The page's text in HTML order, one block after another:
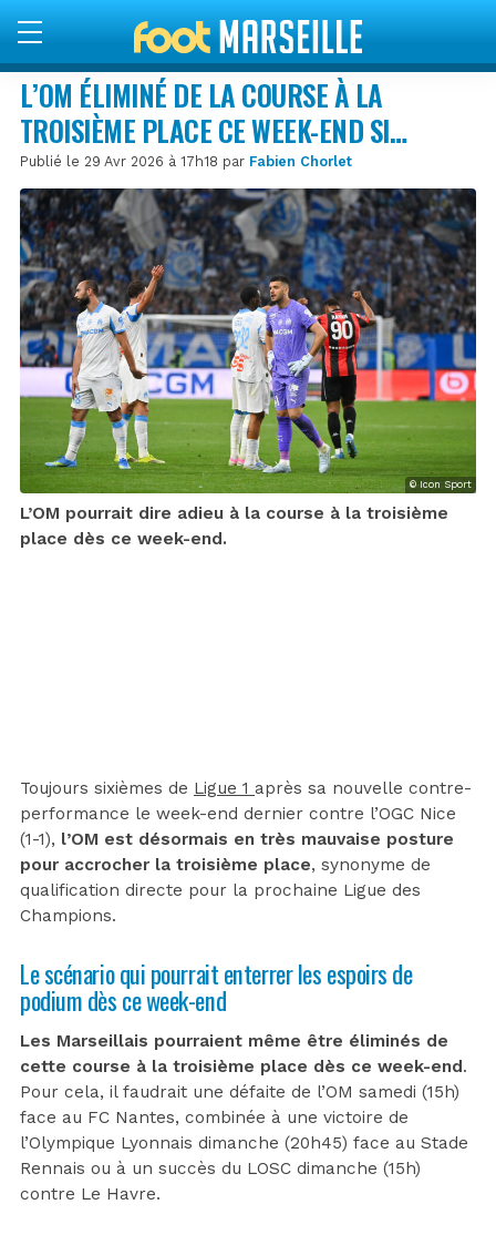
L’OM ÉLIMINÉ DE LA COURSE À LA
TROISIÈME PLACE CE WEEK-END SI…
Publié le 29 Avr 2026 à 17h18 par Fabien Chorlet
© Icon Sport
L’OM pourrait dire adieu à la course à la troisième
place dès ce week-end.
Toujours sixièmes de Ligue 1 après sa nouvelle contre-
performance le week-end dernier contre l’OGC Nice
(1-1), l’OM est désormais en très mauvaise posture
pour accrocher la troisième place, synonyme de
qualification directe pour la prochaine Ligue des
Champions.
Le scénario qui pourrait enterrer les espoirs de
podium dès ce week-end
Les Marseillais pourraient même être éliminés de
cette course à la troisième place dès ce week-end.
Pour cela, il faudrait une défaite de l’OM samedi (15h)
face au FC Nantes, combinée à une victoire de
l’Olympique Lyonnais dimanche (20h45) face au Stade
Rennais ou à un succès du LOSC dimanche (15h)
contre Le Havre.